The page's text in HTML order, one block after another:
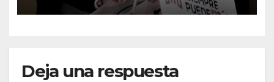
Deja una respuesta